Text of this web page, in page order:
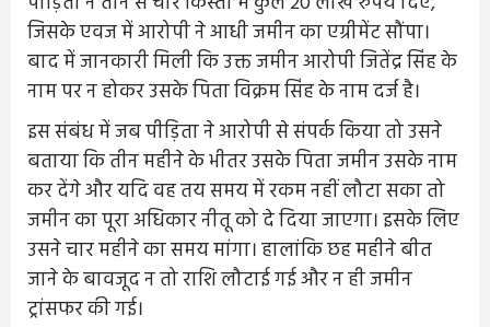
जिसके एवज में आरोपी ने आधी जमीन का एग्रीमेंट सौंपा।
बाद में जानकारी मिली कि उक्त जमीन आरोपी जितेंद्र सिंह के
नाम पर न होकर उसके पिता विक्रम सिंह के नाम दर्ज है।
इस संबंध में जब पीड़िता ने आरोपी से संपर्क किया तो उसने
बताया कि तीन महीने के भीतर उसके पिता जमीन उसके नाम
कर देंगे और यदि वह तय समय में रकम नहीं लौटा सका तो
जमीन का पूरा अधिकार नीतू को दे दिया जाएगा। इसके लिए
उसने चार महीने का समय मांगा। हालांकि छह महीने बीत
जाने के बावजूद न तो राशि लौटाई गई और न ही जमीन
ट्रांसफर की गई।